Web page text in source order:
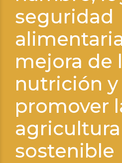
seguridad
mejora de
nutrición y
promover
agricultura
sostenible